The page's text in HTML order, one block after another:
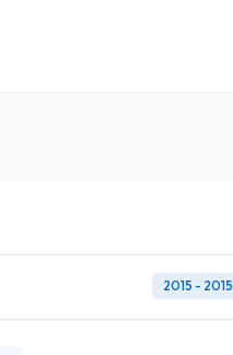
2015 - 2015